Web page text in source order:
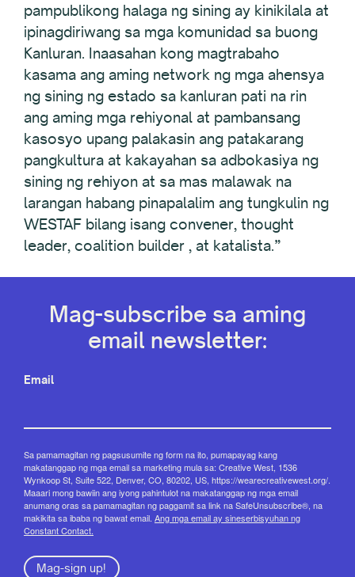
pampublikong halaga ng sining ay kinikilala at
ipinagdiriwang sa mga komunidad sa buong
Kanluran. Inaasahan kong magtrabaho
kasama ang aming network ng mga ahensya
ng sining ng estado sa kanluran pati na rin
ang aming mga rehiyonal at pambansang
kasosyo upang palakasin ang patakarang
pangkultura at kakayahan sa adbokasiya ng
sining ng rehiyon at sa mas malawak na
larangan habang pinapalalim ang tungkulin ng
WESTAF bilang isang convener, thought
leader, coalition builder , at katalista.”
Mag-subscribe sa aming
email newsletter:
Email
Sa pamamagitan ng pagsusumite ng form na ito, pumapayag kang
makatanggap ng mga email sa marketing mula sa: Creative West, 1536
Wynkoop St, Suite 522, Denver, CO, 80202, US, https://wearecreativewest.org/.
Maaari mong bawiin ang iyong pahintulot na makatanggap ng mga email
anumang oras sa pamamagitan ng paggamit sa link na SafeUnsubscribe®, na
makikita sa ibaba ng bawat email. Ang mga email ay sineserbisyuhan ng
Constant Contact.
Mag-sign up!